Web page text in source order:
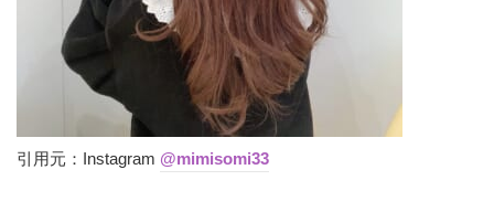
引用元：Instagram @mimisomi33